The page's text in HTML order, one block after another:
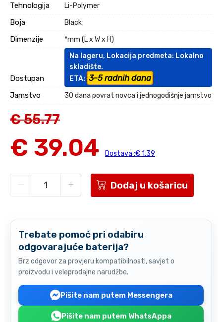
Tehnologija Li-Polymer
Boja Black
Dimenzije *mm (L x W x H)
Dostupan
Na lageru, Lokacija predmeta: Lokalno
skladište.
ETA: 3-5 radnih dana
Jamstvo 30 dana povrat novca i jednogodišnje jamstvo
€ 55.77
€ 39.04 Dostava :€ 1.39
Dodaj u košaricu
Trebate pomoć pri odabiru
odgovarajuće baterija?
Brz odgovor za provjeru kompatibilnosti, savjet o
proizvodu i veleprodajne narudžbe.
Pišite nam putem Messengera
Pišite nam putem WhatsAppa